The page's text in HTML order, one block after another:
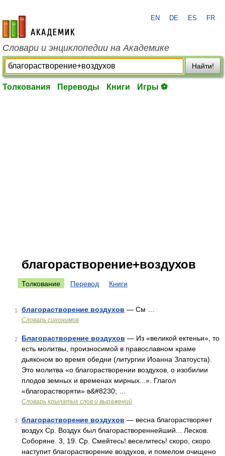
academic.ru
EN DE ES FR
Словари и энциклопедии на Академике
Найти!
Толкования Переводы Книги Игры ⚽
благорастворение+воздухов
Толкование Перевод Книги
1 благорастворение воздухов — См …
Словарь синонимов
2 Благорастворение воздухов — Из «великой ектеньи», то
есть молитвы, произносимой в православном храме
дьяконом во время обедни (литургии Иоанна Златоуста).
Это молитва «о благорастворении воздухов, о изобилии
плодов земных и временах мирных...». Глагол
«благорастворяти» в&#8230; …
Словарь крылатых слов и выражений
3 благорастворение воздухов — весна благорастворяет
воздух Ср. Воздух был благораствореннейший... Лесков.
Соборяне. 3, 19. Ср. Смейтесь! веселитесь! скоро, скоро
наступит благорастворение воздухов, и помелом очищено